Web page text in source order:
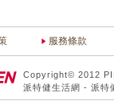
服務條款
Copyright© 2012
派特健生活網 - 派